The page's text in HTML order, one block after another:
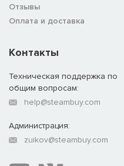
Отзывы
Оплата и доставка
Контакты
Техническая поддержка по
общим вопросам:
help@steambuy.com
Администрация:
zuikov@steambuy.com